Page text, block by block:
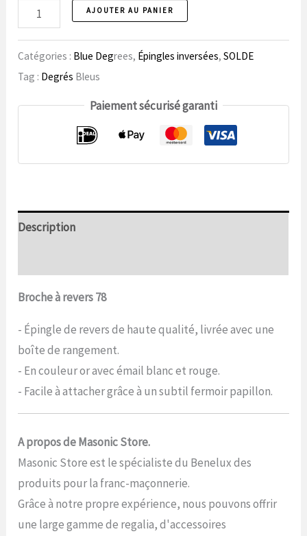
Broche
78
Noël
nombre
AJOUTER AU PANIER
Catégories : Blue Degrees, Épingles inversées,SOLDE
Tag : Degrés Bleus
Paiement sécurisé garanti
Description
Broche à revers 78
- Épingle de revers de haute qualité, livrée avec une
boîte de rangement.
- En couleur or avec émail blanc et rouge.
- Facile à attacher grâce à un subtil fermoir papillon.
A propos de Masonic Store.
Masonic Store est le spécialiste du Benelux des
produits pour la franc-maçonnerie.
Grâce à notre propre expérience, nous pouvons offrir
une large gamme de regalia, d'accessoires